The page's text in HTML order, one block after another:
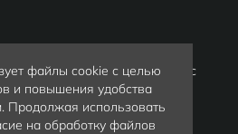
файлы cookie с целью
и повышения удобства
Продолжая использовать
на обработку файлов
область, индекс
информация носит
и не является публичной